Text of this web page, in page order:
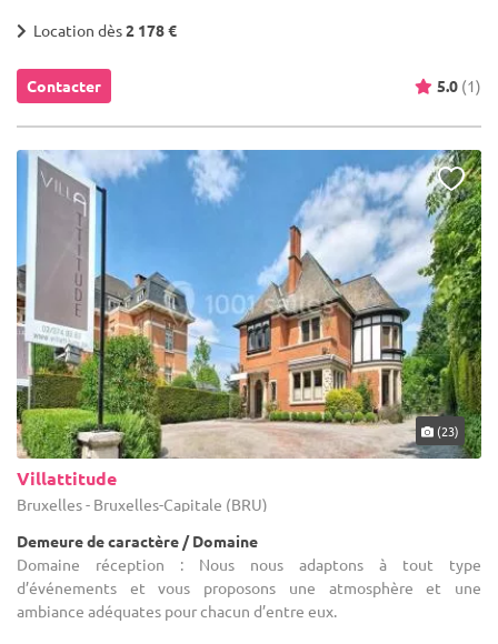
Location dès2 178 €
Contacter 5.0 (1)
(23)
Villattitude
Bruxelles - Bruxelles-Capitale (BRU)
Demeure de caractère / Domaine
Domaine réception : Nous nous adaptons à tout type
d’événements et vous proposons une atmosphère et une
ambiance adéquates pour chacun d’entre eux.